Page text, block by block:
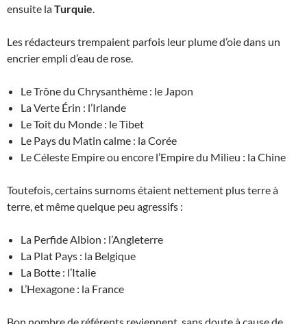
ensuite laTurquie.
Les rédacteurs trempaient parfois leur plume d’oie dans un
encrier empli d’eau de rose.
Le Trône du Chrysanthème : le Japon
La Verte Érin : l’Irlande
Le Toit du Monde : le Tibet
Le Pays du Matin calme : la Corée
Le Céleste Empire ou encore l’Empire du Milieu : la Chine
Toutefois, certains surnoms étaient nettement plus terre à
terre, et même quelque peu agressifs :
La Perfide Albion : l’Angleterre
La Plat Pays : la Belgique
La Botte : l’Italie
L’Hexagone : la France